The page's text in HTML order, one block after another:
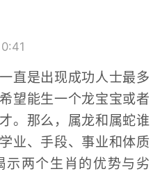
直是出现成功人士最多
望能生一个龙宝宝或者
。那么，属龙和属蛇谁
业、手段、事业和体质
示两个生肖的优势与劣